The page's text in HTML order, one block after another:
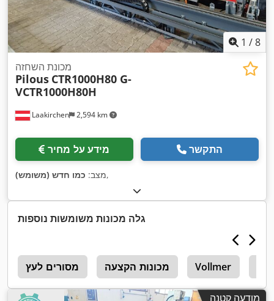
1 /8
Laakirchen 2,594 km
מכונת השחזה
Pilous CTR1000H80 G-
VCTR1000H80H
מידע על מחיר התקשר
מצב: כמו חדש (משומש) ,
גלה מכונות משומשות נוספות
מסורים לעץ מכונות הקצעה Vollmer
מודעה קטנה